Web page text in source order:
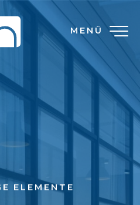
MENÜ
ELEMENTE